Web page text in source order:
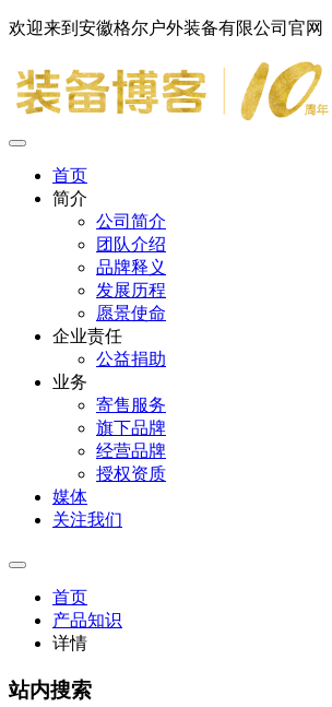
欢迎来到安徽格尔户外装备有限公司官网
首页
简介
公司简介
团队介绍
品牌释义
发展历程
愿景使命
企业责任
公益捐助
业务
寄售服务
旗下品牌
经营品牌
授权资质
媒体
关注我们
首页
产品知识
详情
站内搜索